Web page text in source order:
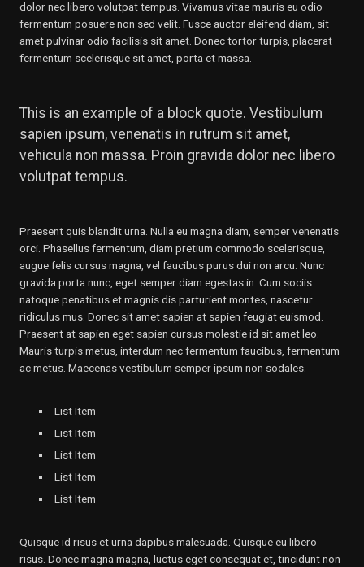
dolor nec libero volutpat tempus. Vivamus vitae mauris eu odio
fermentum posuere non sed velit. Fusce auctor eleifend diam, sit
amet pulvinar odio facilisis sit amet. Donec tortor turpis, placerat
fermentum scelerisque sit amet, porta et massa.
This is an example of a block quote. Vestibulum
sapien ipsum, venenatis in rutrum sit amet,
vehicula non massa. Proin gravida dolor nec libero
volutpat tempus.
Praesent quis blandit urna. Nulla eu magna diam, semper venenatis
orci. Phasellus fermentum, diam pretium commodo scelerisque,
augue felis cursus magna, vel faucibus purus dui non arcu. Nunc
gravida porta nunc, eget semper diam egestas in. Cum sociis
natoque penatibus et magnis dis parturient montes, nascetur
ridiculus mus. Donec sit amet sapien at sapien feugiat euismod.
Praesent at sapien eget sapien cursus molestie id sit amet leo.
Mauris turpis metus, interdum nec fermentum faucibus, fermentum
ac metus. Maecenas vestibulum semper ipsum non sodales.
List Item
List Item
List Item
List Item
List Item
Quisque id risus et urna dapibus malesuada. Quisque eu libero
risus. Donec magna magna, luctus eget consequat et, tincidunt non